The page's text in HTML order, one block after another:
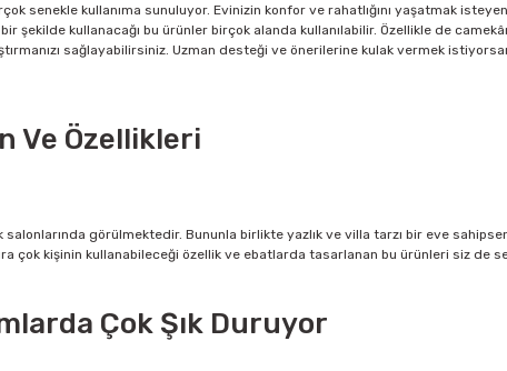
senekle kullanıma sunuluyor. Evinizin konfor ve rahatlığını yaşatmak
şekilde kullanacağı bu ürünler birçok alanda kullanılabilir. Özellikle de
sağlayabilirsiniz. Uzman desteği ve önerilerine kulak vermek
Ve Özellikleri
görülmektedir. Bununla birlikte yazlık ve villa tarzı bir eve
çok kişinin kullanabileceği özellik ve ebatlarda tasarlanan bu ürünleri siz de
Çok Şık Duruyor